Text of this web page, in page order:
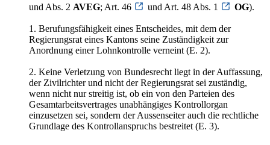
und Abs. 2 AVEG; Art. 46 und Art. 48 Abs. 1 OG).
1. Berufungsfähigkeit eines Entscheides, mit dem der
Regierungsrat eines Kantons seine Zuständigkeit zur
Anordnung einer Lohnkontrolle verneint (E. 2).
2. Keine Verletzung von Bundesrecht liegt in der Auffassung,
der Zivilrichter und nicht der Regierungsrat sei zuständig,
wenn nicht nur streitig ist, ob ein von den Parteien des
Gesamtarbeitsvertrages unabhängiges Kontrollorgan
einzusetzen sei, sondern der Aussenseiter auch die rechtliche
Grundlage des Kontrollanspruchs bestreitet (E. 3).